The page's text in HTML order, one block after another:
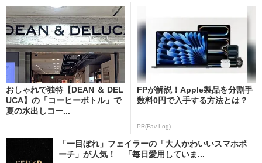
おしゃれで独特【DEAN ＆ DEL
UCA】の「コーヒーボトル」で
夏の水出しコー...
FPが解説！Apple製品を分割手
数料0円で入手する方法とは？
PR(Fav-Log)
「一目ぼれ」フェイラーの「大人かわいいスマホポ
ーチ」が人気！ 「毎日愛用していま...